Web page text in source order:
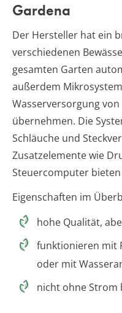
Gardena
Der Hersteller hat ein
verschiedenen
gesamten Garten
außerdem
Wasserversorgung
übernehmen. Die
Schläuche und
Zusatzelemente wie
Steuercomputer
Eigenschaften im
hohe Qualität,
funktionieren mit
oder mit
nicht ohne Strom